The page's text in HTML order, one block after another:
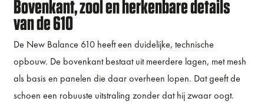
Bovenkant, zool en herkenbare details
van de 610
De New Balance 610 heeft een duidelijke, technische
opbouw. De bovenkant bestaat uit meerdere lagen, met mesh
als basis en panelen die daar overheen lopen. Dat geeft de
schoen een robuuste uitstraling zonder dat hij zwaar oogt.